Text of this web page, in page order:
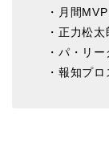
・月間
・正力松
・パ・リ
・報知プ